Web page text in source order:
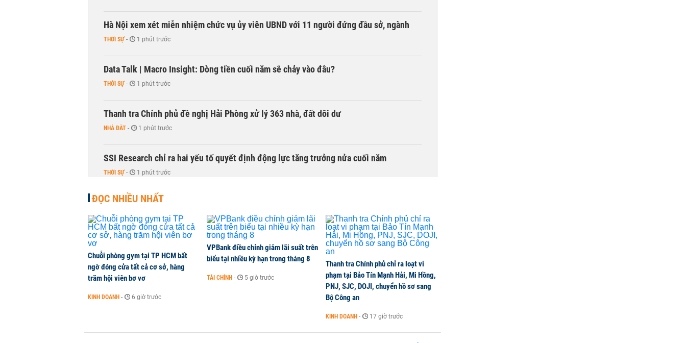
Hà Nội xem xét miễn nhiệm chức vụ ủy viên UBND với 11 người đứng đầu sở, ngành
THỜI SỰ - 1 phút trước
Data Talk | Macro Insight: Dòng tiền cuối năm sẽ chảy vào đâu?
THỜI SỰ - 1 phút trước
Thanh tra Chính phủ đề nghị Hải Phòng xử lý 363 nhà, đất dôi dư
NHÀ ĐẤT - 1 phút trước
SSI Research chỉ ra hai yếu tố quyết định động lực tăng trưởng nửa cuối năm
THỜI SỰ - 1 phút trước
Nhiều phòng trọ Hà Nội tăng giá
NHÀ ĐẤT - 1 phút trước
Ông Trump sắp có quyền tùy ý áp thuế 100% lên những đối tác thương mại hàng đầu?
QUỐC TẾ - 1 phút trước
ĐỌC NHIỀU NHẤT
Chuỗi phòng gym tại TP HCM bất
ngờ đóng cửa tất cả cơ sở, hàng
trăm hội viên bơ vơ
KINH DOANH - 6 giờ trước
VPBank điều chỉnh giảm lãi suất trên
biểu tại nhiều kỳ hạn trong tháng 8
TÀI CHÍNH - 5 giờ trước
Thanh tra Chính phủ chỉ ra loạt vi
phạm tại Bảo Tín Mạnh Hải, Mi Hồng,
PNJ, SJC, DOJI, chuyển hồ sơ sang
Bộ Công an
KINH DOANH - 17 giờ trước